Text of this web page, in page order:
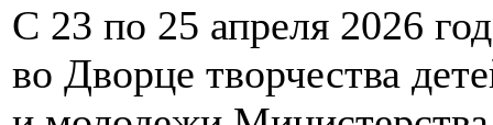
С 23 по 25 апреля 2026
во Дворце творчества